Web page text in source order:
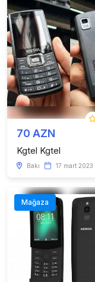
70 AZN
Kgtel Kgtel
Bakı 17 mart 2023
Mağaza